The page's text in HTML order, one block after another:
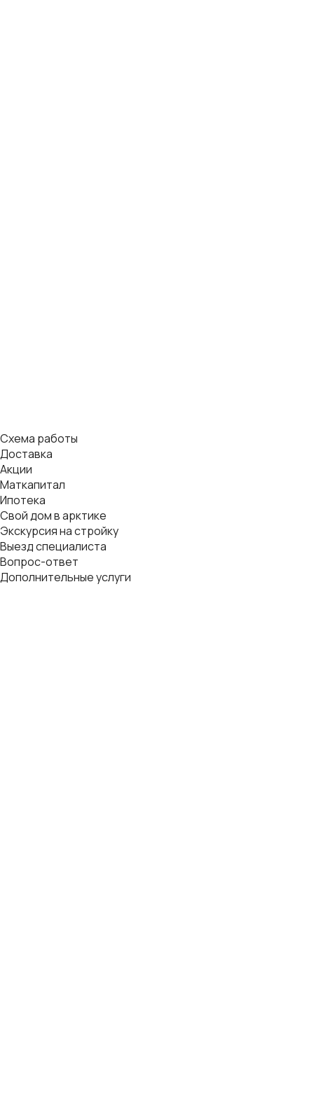
Схема работы
Доставка
Акции
Маткапитал
Ипотека
Свой дом в арктике
Экскурсия на стройку
Выезд специалиста
Вопрос-ответ
Дополнительные услуги